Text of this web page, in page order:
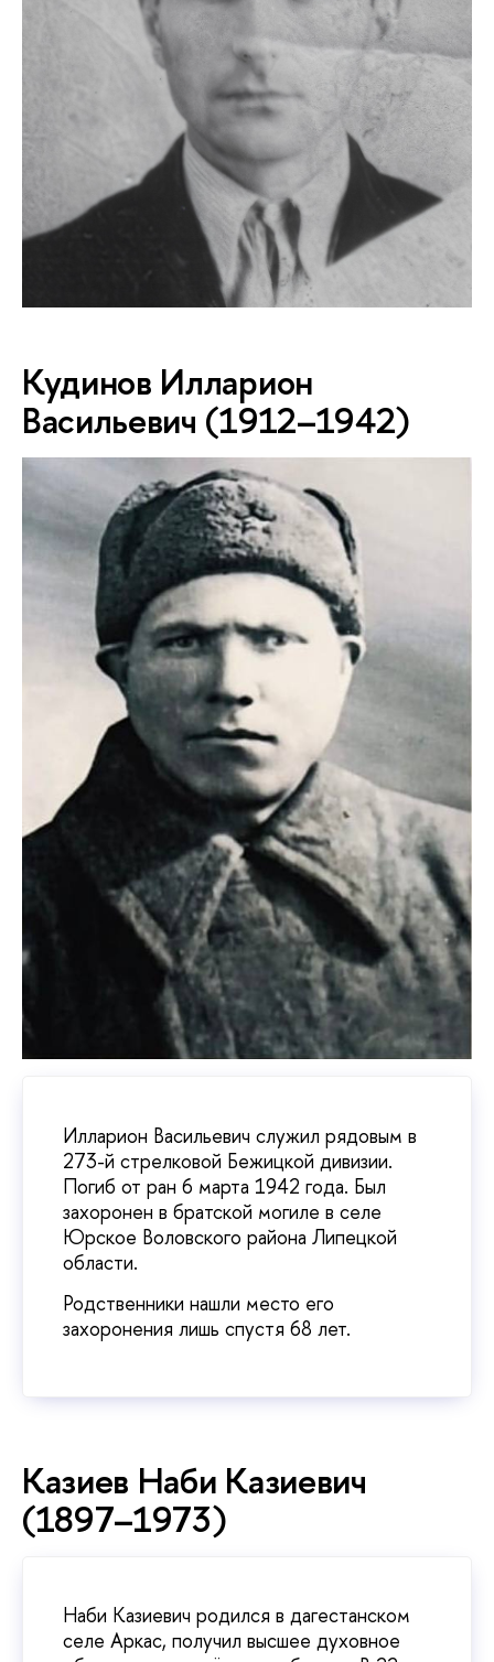
Кудинов Илларион
Васильевич (1912–1942)
Илларион Васильевич служил рядовым в
273-й стрелковой Бежицкой дивизии.
Погиб от ран 6 марта 1942 года. Был
захоронен в братской могиле в селе
Юрское Воловского района Липецкой
области.
Родственники нашли место его
захоронения лишь спустя 68 лет.
Казиев Наби Казиевич
(1897–1973)
Наби Казиевич родился в дагестанском
селе Аркас, получил высшее духовное